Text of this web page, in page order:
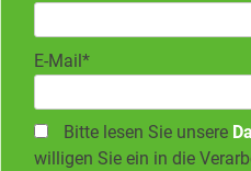
E-Mail*
Bitte lesen Sie unsere
willigen Sie ein in die